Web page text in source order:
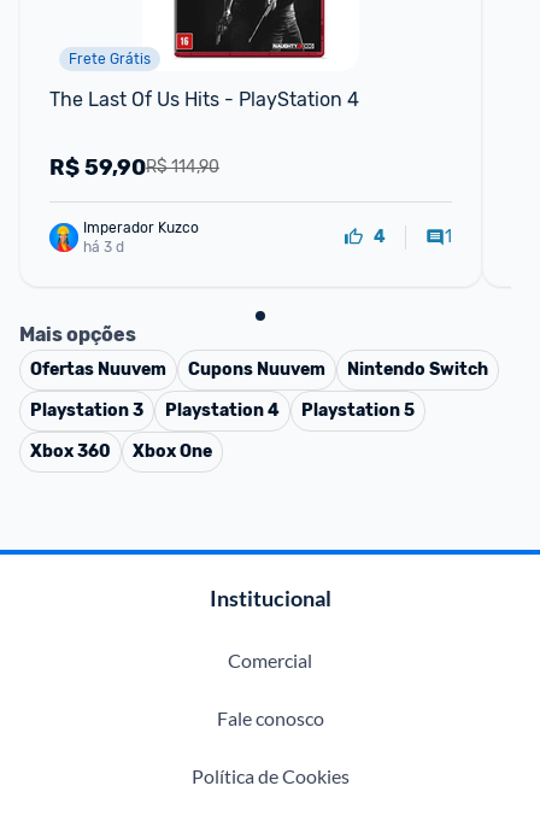
Frete Grátis
The Last Of Us Hits - PlayStation 4
R$ 114,90
R$59,90
Imperador Kuzco
há 3 d
4 1
Mais opções
Ofertas Nuuvem Cupons Nuuvem
Nintendo Switch
Playstation 3
Playstation 4
Playstation 5
Xbox 360
Xbox One
Institucional
Comercial
Fale conosco
Política de Cookies